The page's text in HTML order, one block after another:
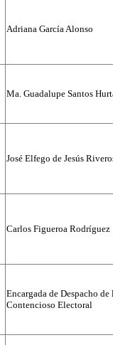
Adriana García Alonso
Ma. Guadalupe Santos
José Elfego de Jesús
Carlos Figueroa Rodríguez
Encargada de Despacho
Contencioso Electoral